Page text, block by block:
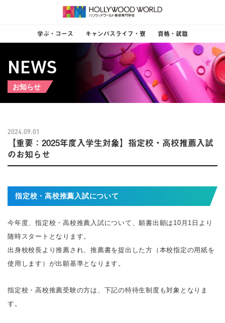
学ぶ・コース キャンパスライフ・寮 資格・就職
NEWS
お知らせ
2024.09.01
【重要：2025年度入学生対象】指定校・高校推薦入試
のお知らせ
指定校・高校推薦入試について
今年度、指定校・高校推薦入試について、願書出願は10月1日より
随時スタートとなります。
出身校校長より推薦され、推薦書を提出した方（本校指定の用紙を
使用します）が出願基準となります。
指定校・高校推薦受験の方は、下記の特待生制度も対象となりま
す。